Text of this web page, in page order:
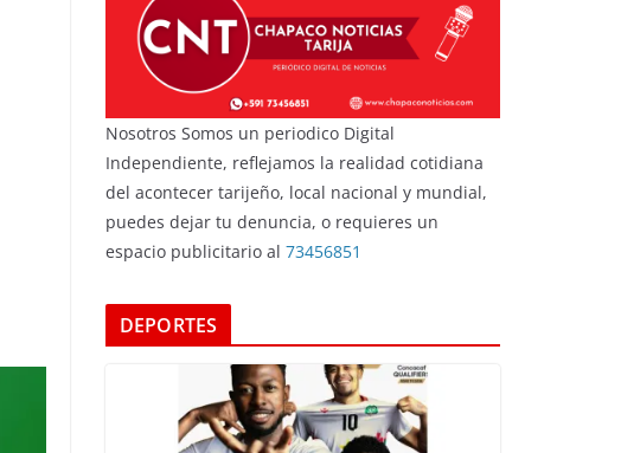
Nosotros Somos un periodico Digital
Independiente, reflejamos la realidad cotidiana
del acontecer tarijeño, local nacional y mundial,
puedes dejar tu denuncia, o requieres un
espacio publicitario al 73456851
DEPORTES